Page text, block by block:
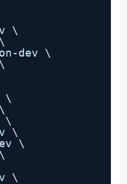
\
dev \
\
\
\
\
\